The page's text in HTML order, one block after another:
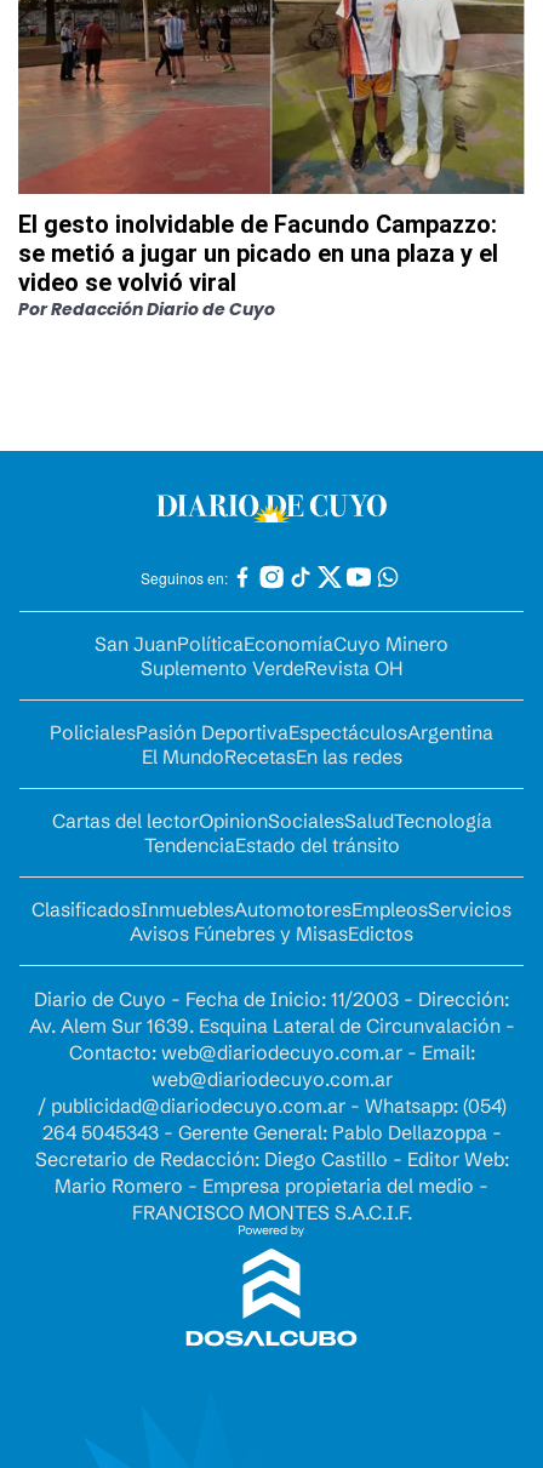
El gesto inolvidable de Facundo Campazzo:
se metió a jugar un picado en una plaza y el
video se volvió viral
PorRedacción Diario de Cuyo
Seguinos en:
San JuanPolíticaEconomíaCuyo Minero
Suplemento VerdeRevista OH
PolicialesPasión DeportivaEspectáculosArgentina
El MundoRecetasEn las redes
Cartas del lectorOpinionSocialesSaludTecnología
TendenciaEstado del tránsito
ClasificadosInmueblesAutomotoresEmpleosServicios
Avisos Fúnebres y MisasEdictos
Diario de Cuyo - Fecha de Inicio: 11/2003 - Dirección:
Av. Alem Sur 1639. Esquina Lateral de Circunvalación -
Contacto: web@diariodecuyo.com.ar- Email:
web@diariodecuyo.com.ar
/ publicidad@diariodecuyo.com.ar- Whatsapp: (054)
264 5045343 - Gerente General: Pablo Dellazoppa -
Secretario de Redacción: Diego Castillo - Editor Web:
Mario Romero - Empresa propietaria del medio -
FRANCISCO MONTES S.A.C.I.F.